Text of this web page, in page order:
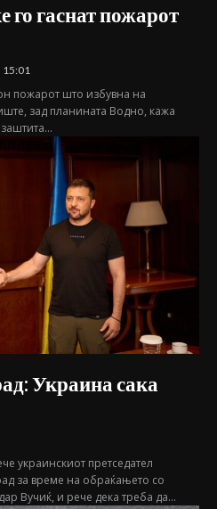
го гаснат пожарот
15:01
пожарот што избувна на
зад планината Водно, кажа
Украина сака
украинскиот претседател
за време на обраќањето со
Вучиќ, и рече дека треба да...